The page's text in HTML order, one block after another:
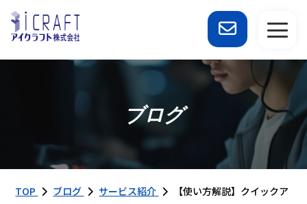
ブログ
TOP ブログ サービス紹介
【使い方解説】クイックア